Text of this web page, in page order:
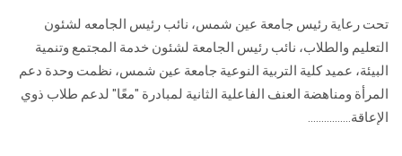
الزائـرون
سجل الان
تحت رعاية رئيس جامعة عين شمس، نائب رئيس الجامعه لشئون
التعليم والطلاب، نائب رئيس الجامعة لشئون خدمة المجتمع وتنمية
البيئة، عميد كلية التربية النوعية جامعة عين شمس، نظمت وحدة دعم
المرأة ومناهضة العنف الفاعلية الثانية لمبادرة "معًا" لدعم طلاب ذوي
الإعاقة................